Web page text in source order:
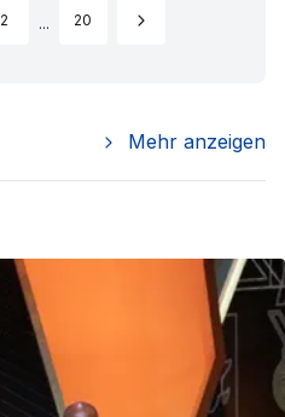
2 ... 20
Mehr anzeigen